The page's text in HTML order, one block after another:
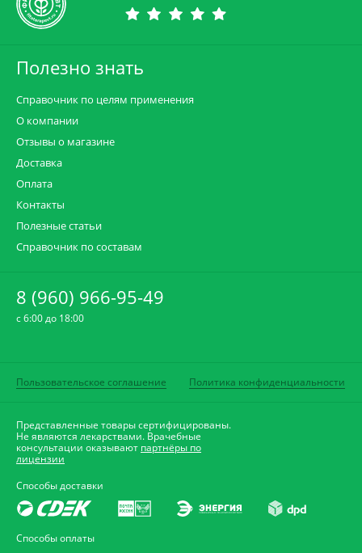
Полезно знать
Справочник по целям применения
О компании
Отзывы о магазине
Доставка
Оплата
Контакты
Полезные статьи
Справочник по составам
8 (960) 966-95-49
c 6:00 до 18:00
Пользовательское соглашение Политика конфиденциальности
Представленные товары сертифицированы.
Не являются лекарствами. Врачебные
консультации оказывают партнёры по
лицензии
Способы доставки
Способы оплаты